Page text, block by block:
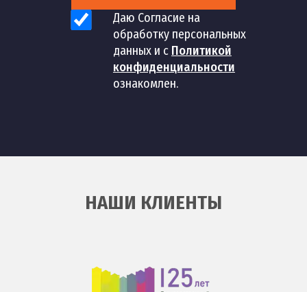
Даю Согласие на
обработку персональных
данных и с Политикой
конфиденциальности
ознакомлен.
НАШИ КЛИЕНТЫ